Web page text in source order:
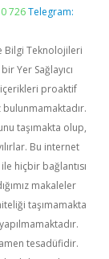
726 Telegram:
Bilgi Teknolojileri
Yer Sağlayıcı
proaktif
taşımakta olup,
Bu internet
hiçbir bağlantısı
makaleler
taşımamakta
tesadüfidir.